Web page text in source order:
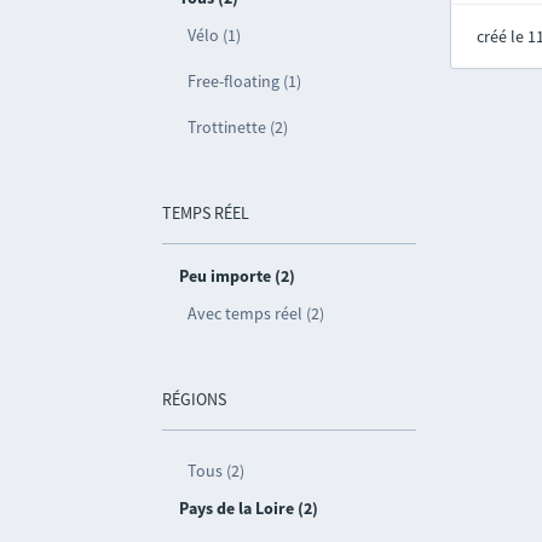
Vélo (1)
Free-floating (1)
Trottinette (2)
TEMPS RÉEL
Peu importe (2)
Avec temps réel (2)
RÉGIONS
Tous (2)
Pays de la Loire (2)
créé le